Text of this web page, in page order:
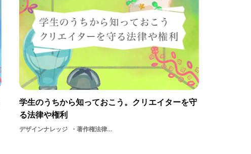
学生のうちから知っておこう。クリエイターを守
る法律や権利
デザインナレッジ 著作権法律守る法律クリエイティブ・コモンズ